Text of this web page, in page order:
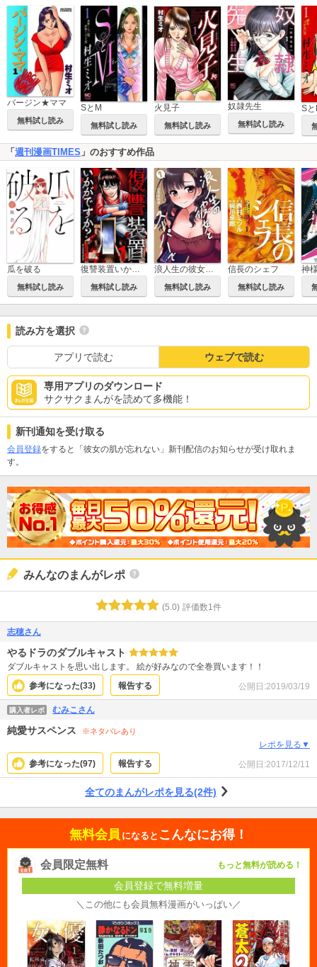
バージン★ママ
無料試し読み
SとM
無料試し読み
火見子
無料試し読み
奴隷先生
無料試し読み
「 週刊漫画TIMES 」のおすすめ作品
瓜を破る
無料試し読み 無料試し読み 無料試し読み
信長のシェフ
無料試し読み
神
読み方を選択
アプリで読む ウェブで読む
専用アプリのダウンロード
サクサクまんがを読めて多機能！
新刊通知を受け取る
会員登録をすると「彼女の肌が忘れない」新刊配信のお知らせが受け取れま
す。
みんなのまんがレポ
(5.0) 評価数1 件
志穂さん
やるドラのダブルキャスト
ダブルキャストを思い出します。 絵が好みなので全巻買います！！
参考になった(33) 報告する 公開日:2019/03/19
購入者レポ むみこさん
純愛サスペンス ※ネタバレあり
レポを見る▼
参考になった(97) 報告する 公開日:2017/12/11
全てのまんがレポを見る(2件)
無料会員 になると こんなにお得！
会員限定無料 もっと無料が読める！
会員登録で無料増量
＼この他にも会員無料漫画がいっぱい／